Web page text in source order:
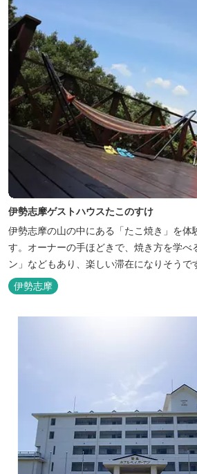
伊勢志摩ゲストハウスたこのすけ
伊勢志摩の山の中にある「たこ焼き」を体
す。オーナーの手ほどきで、焼き方を学べ
ン」などもあり、楽しい滞在になりそうで
伊勢志摩